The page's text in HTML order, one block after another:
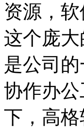
资源，
这个庞
是公司
协作办
下，高